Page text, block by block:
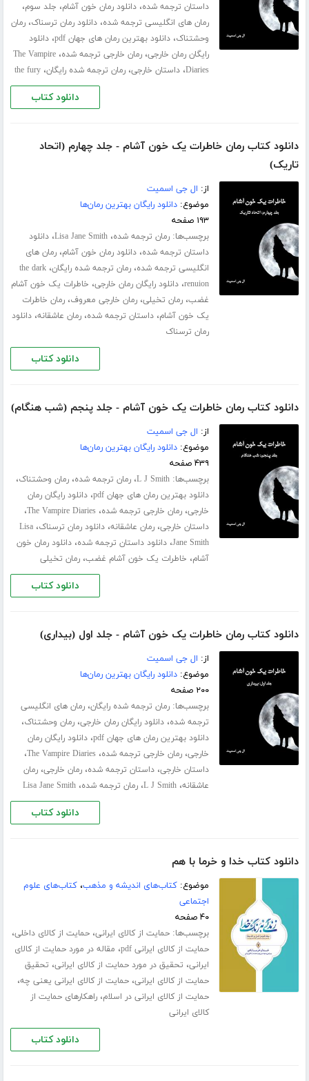
داستان ترجمه شده،دانلود رمان خون آشام، جلد سوم،
رمان های انگلیسی ترجمه شده،دانلود رمان ترسناک،رمان
وحشتناک،دانلود بهترین رمان های جهان pdf ،دانلود
رایگان رمان خارجی،رمان خارجی ترجمه شده،The Vampire
Diaries،داستان خارجی،رمان ترجمه شده رایگان،the fury
دانلود کتاب
دانلود کتاب رمان خاطرات یک خون آشام - جلد چهارم (اتحاد
تاریک)
از: ال جی اسمیت
موضوع:دانلود رایگان بهترین رمان‌ها
۱۹۳ صفحه
برچسب‌ها:رمان ترجمه شده،Lisa Jane Smith،دانلود
داستان ترجمه شده،دانلود رمان خون آشام،رمان های
انگلیسی ترجمه شده،رمان ترجمه شده رایگان،the dark
renuion،دانلود رایگان رمان خارجی، خاطرات یک خون آشام
غضب،رمان تخیلی،رمان خارجی معروف،رمان خاطرات
یک خون آشام،داستان ترجمه شده،رمان عاشقانه،دانلود
رمان ترسناک
دانلود کتاب
دانلود کتاب رمان خاطرات یک خون آشام - جلد پنجم (شب هنگام)
از: ال جی اسمیت
موضوع:دانلود رایگان بهترین رمان‌ها
۴۳۹ صفحه
برچسب‌ها:L J Smith،رمان ترجمه شده،رمان وحشتناک،
دانلود بهترین رمان های جهان pdf ،دانلود رایگان رمان
خارجی،رمان خارجی ترجمه شده،The Vampire Diaries،
داستان خارجی،رمان عاشقانه،دانلود رمان ترسناک،Lisa
Jane Smith،دانلود داستان ترجمه شده،دانلود رمان خون
آشام، خاطرات یک خون آشام غضب،رمان تخیلی
دانلود کتاب
دانلود کتاب رمان خاطرات یک خون آشام - جلد اول (بیداری)
از: ال جی اسمیت
موضوع:دانلود رایگان بهترین رمان‌ها
۲۰۰ صفحه
برچسب‌ها:رمان ترجمه شده رایگان،رمان های انگلیسی
ترجمه شده،دانلود رایگان رمان خارجی،رمان وحشتناک،
دانلود بهترین رمان های جهان pdf ،دانلود رایگان رمان
خارجی،رمان خارجی ترجمه شده،The Vampire Diaries،
داستان خارجی،داستان ترجمه شده،رمان خارجی،رمان
عاشقانه،L J Smith،رمان ترجمه شده،Lisa Jane Smith
دانلود کتاب
دانلود کتاب خدا و خرما با هم
موضوع:کتاب‌های اندیشه و مذهب،کتاب‌های علوم
اجتماعی
۴۰ صفحه
برچسب‌ها:حمایت از کالای ایرانی،حمایت از کالای داخلی،
حمایت از کالای ایرانی pdf ، مقاله در مورد حمایت از کالای
ایرانی، تحقیق در مورد حمایت از کالای ایرانی، تحقیق
حمایت از کالای ایرانی،حمایت از کالای ایرانی یعنی چه،
حمایت از کالای ایرانی در اسلام،راهکارهای حمایت از
کالای ایرانی
دانلود کتاب